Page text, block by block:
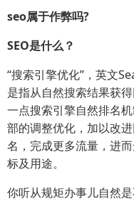
seo属于作弊吗?
SEO是什么？
“搜索引擎优化”，英文
是指从自然搜索结果获
一点搜索引擎自然排名
部的调整优化，加以改
名，完成更多流量，进
标及用途。
你听从规矩办事儿自然